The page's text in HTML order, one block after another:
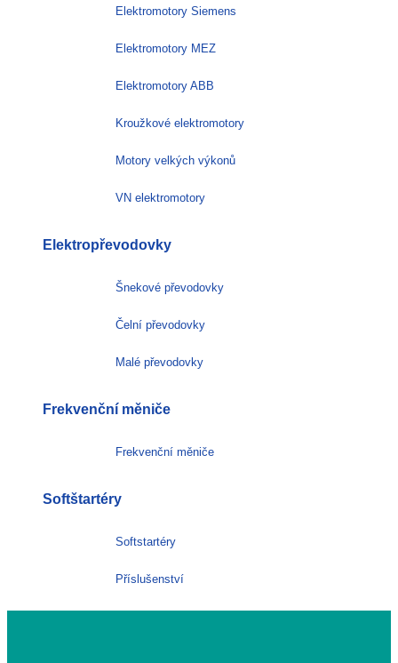
Elektromotory Siemens
Elektromotory MEZ
Elektromotory ABB
Kroužkové elektromotory
Motory velkých výkonů
VN elektromotory
Elektropřevodovky
Šnekové převodovky
Čelní převodovky
Malé převodovky
Frekvenční měniče
Frekvenční měniče
Softštartéry
Softstartéry
Příslušenství